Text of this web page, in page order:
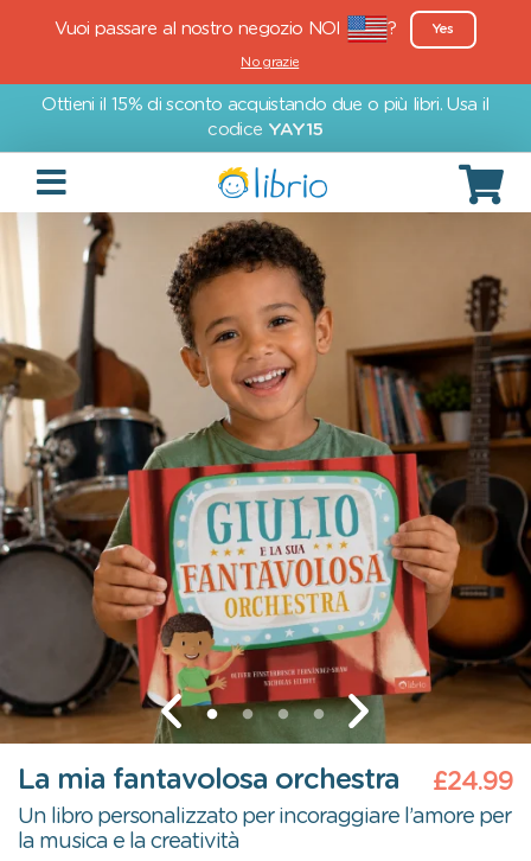
Vuoi passare al nostro negozio NOI ? Yes
No grazie
Ottieni il 15% di sconto acquistando due o più libri. Usa il
codice YAY15
La mia fantavolosa orchestra £24.99
Un libro personalizzato per incoraggiare l’amore per
la musica e la creatività